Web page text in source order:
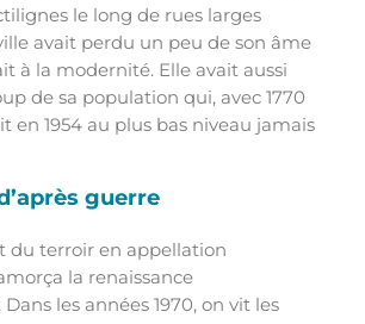
le long de rues larges
avait perdu un peu de son âme
à la modernité. Elle avait aussi
de sa population qui, avec 1770
en 1954 au plus bas niveau jamais
guerre
du terroir en appellation
la renaissance
les années 1970, on vit les